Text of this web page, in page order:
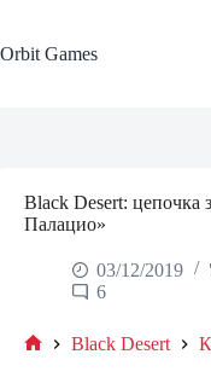
content
Orbit Games
Black Desert: цепочка
Палацио»
03/12/2019
6
Black Desert